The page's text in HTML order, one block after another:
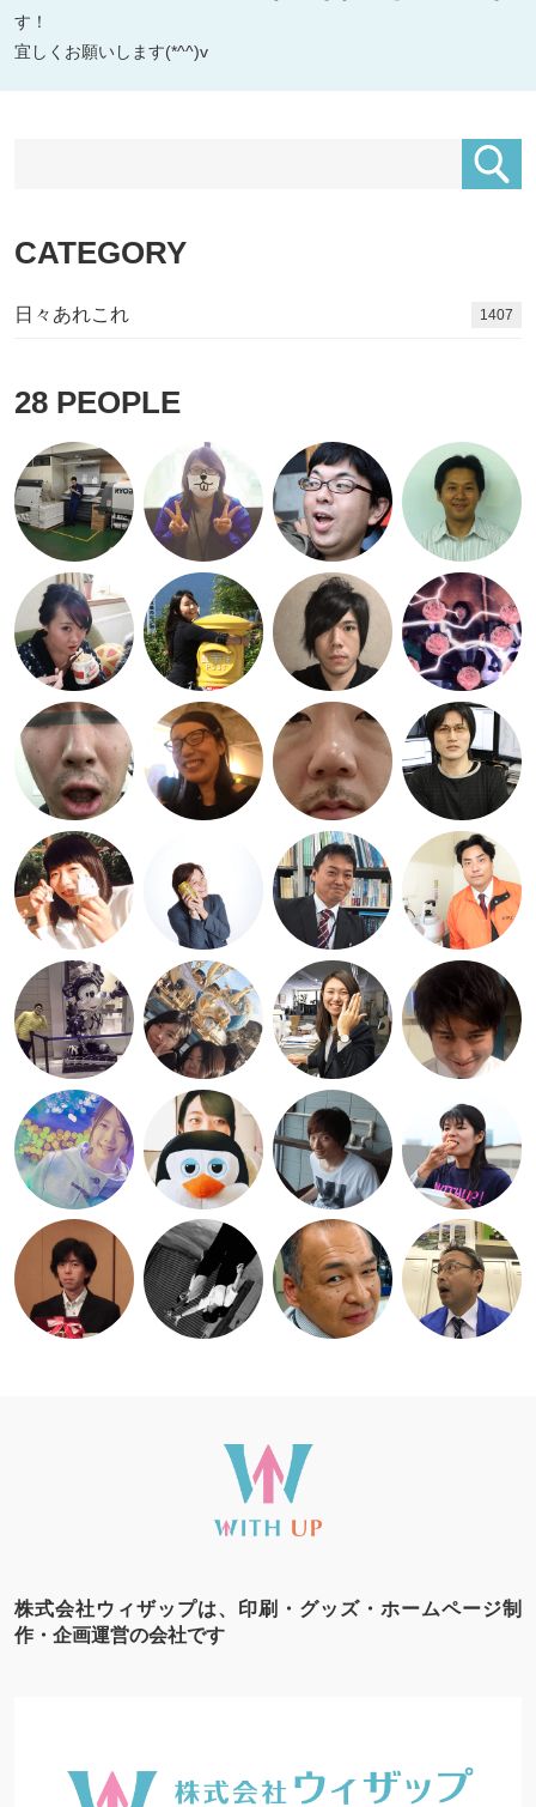
す！
宜しくお願いします(*^^)v
CATEGORY
日々あれこれ 1540
28 PEOPLE
株式会社ウィザップは、印刷・グッズ・ホームページ制
作・企画運営の会社です